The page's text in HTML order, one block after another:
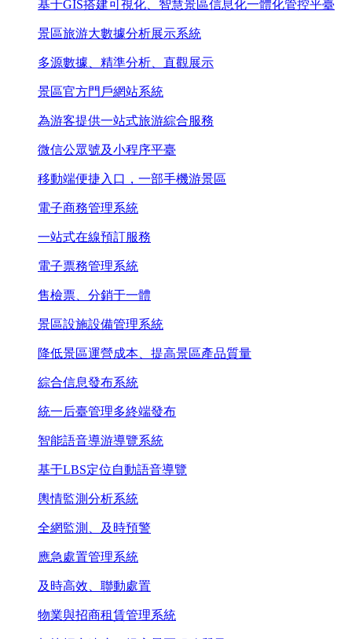
基于GIS搭建可視化、智慧景區信息化一體化管控平臺
景區旅游大數據分析展示系統
多源數據、精準分析、直觀展示
景區官方門戶網站系統
為游客提供一站式旅游綜合服務
微信公眾號及小程序平臺
移動端便捷入口，一部手機游景區
電子商務管理系統
一站式在線預訂服務
電子票務管理系統
售檢票、分銷于一體
景區設施設備管理系統
降低景區運營成本、提高景區產品質量
綜合信息發布系統
統一后臺管理多終端發布
智能語音導游導覽系統
基于LBS定位自動語音導覽
輿情監測分析系統
全網監測、及時預警
應急處置管理系統
及時高效、聯動處置
物業與招商租賃管理系統